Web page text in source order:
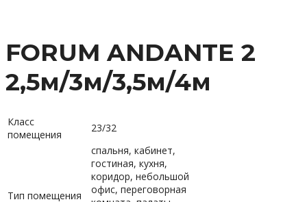
FORUM ANDANTE 2
2,5м/3м/3,5м/4м
Класс
помещения
23/32
Тип помещения
спальня, кабинет,
гостиная, кухня,
коридор, небольшой
офис, переговорная